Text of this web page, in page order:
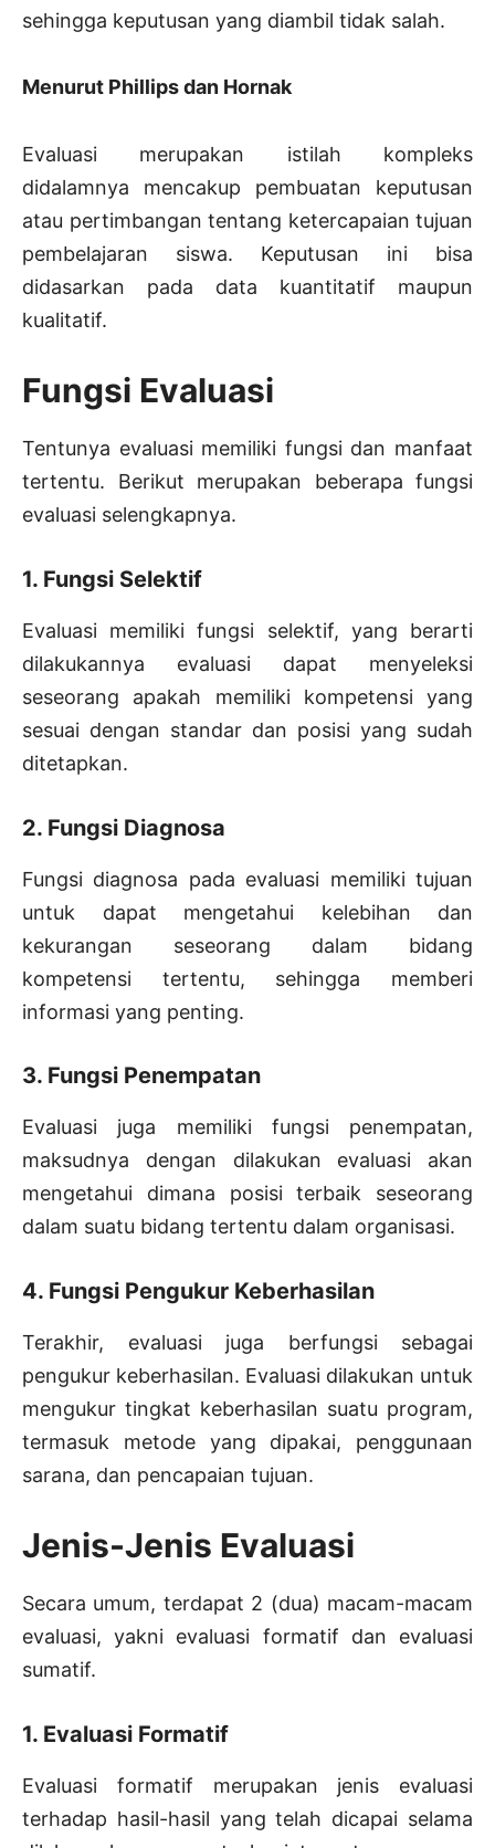
sehingga keputusan yang diambil tidak salah.
Menurut Phillips dan Hornak
Evaluasi merupakan istilah kompleks
didalamnya mencakup pembuatan keputusan
atau pertimbangan tentang ketercapaian tujuan
pembelajaran siswa. Keputusan ini bisa
didasarkan pada data kuantitatif maupun
kualitatif.
Fungsi Evaluasi
Tentunya evaluasi memiliki fungsi dan manfaat
tertentu. Berikut merupakan beberapa fungsi
evaluasi selengkapnya.
1. Fungsi Selektif
Evaluasi memiliki fungsi selektif, yang berarti
dilakukannya evaluasi dapat menyeleksi
seseorang apakah memiliki kompetensi yang
sesuai dengan standar dan posisi yang sudah
ditetapkan.
2. Fungsi Diagnosa
Fungsi diagnosa pada evaluasi memiliki tujuan
untuk dapat mengetahui kelebihan dan
kekurangan seseorang dalam bidang
kompetensi tertentu, sehingga memberi
informasi yang penting.
3. Fungsi Penempatan
Evaluasi juga memiliki fungsi penempatan,
maksudnya dengan dilakukan evaluasi akan
mengetahui dimana posisi terbaik seseorang
dalam suatu bidang tertentu dalam organisasi.
4. Fungsi Pengukur Keberhasilan
Terakhir, evaluasi juga berfungsi sebagai
pengukur keberhasilan. Evaluasi dilakukan untuk
mengukur tingkat keberhasilan suatu program,
termasuk metode yang dipakai, penggunaan
sarana, dan pencapaian tujuan.
Jenis-Jenis Evaluasi
Secara umum, terdapat 2 (dua) macam-macam
evaluasi, yakni evaluasi formatif dan evaluasi
sumatif.
1. Evaluasi Formatif
Evaluasi formatif merupakan jenis evaluasi
terhadap hasil-hasil yang telah dicapai selama